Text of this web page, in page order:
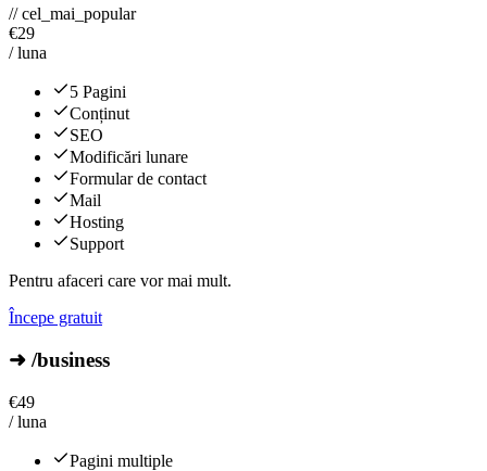
// cel_mai_popular
€29
/ luna
5 Pagini
Conținut
SEO
Modificări lunare
Formular de contact
Mail
Hosting
Support
Pentru afaceri care vor mai mult.
Începe gratuit
➜ /business
€49
/ luna
Pagini multiple